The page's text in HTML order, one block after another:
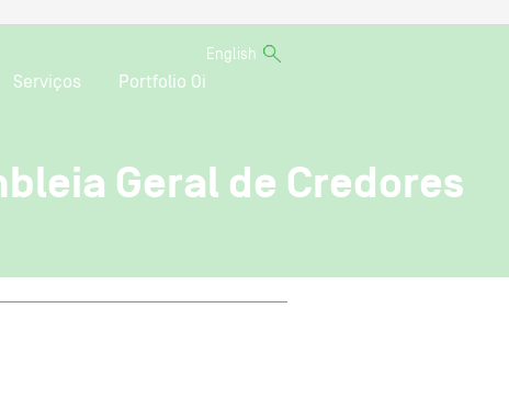
English
Serviços Portfolio Oi
Geral de Credores